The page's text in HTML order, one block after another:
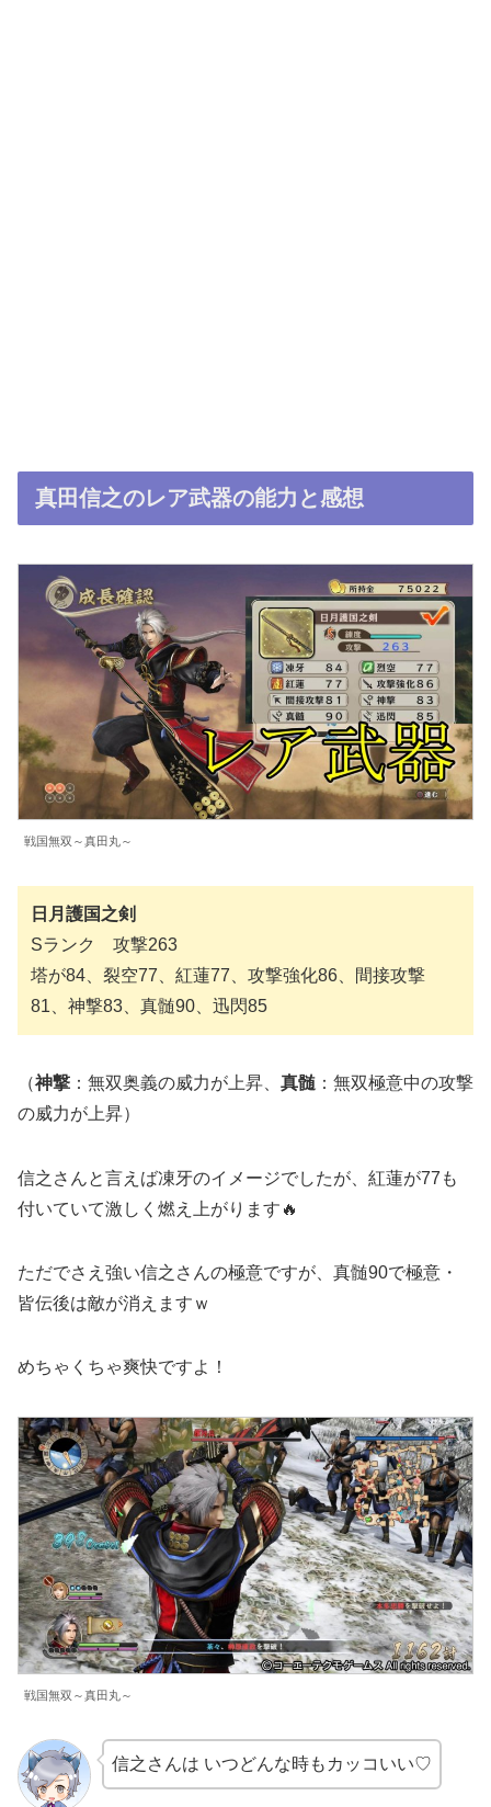
真田信之のレア武器の能力と感想
戦国無双～真田丸～
日月護国之剣
Sランク 攻撃263
塔が84、裂空77、紅蓮77、攻撃強化86、間接攻撃
81、神撃83、真髄90、迅閃85
（神撃 ：無双奥義の威力が上昇、 真髄 ：無双極意中の攻撃
の威力が上昇）
信之さんと言えば凍牙のイメージでしたが、紅蓮が77も
付いていて激しく燃え上がります🔥
ただでさえ強い信之さんの極意ですが、真髄90で極意・
皆伝後は敵が消えますｗ
めちゃくちゃ爽快ですよ！
戦国無双～真田丸～
信之さんは いつどんな時もカッコいい♡